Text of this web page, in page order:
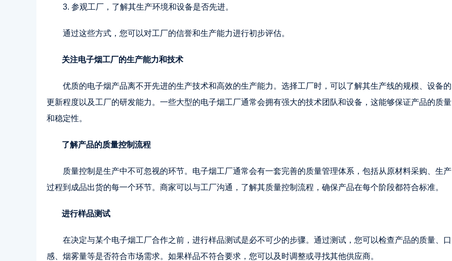
3. 参观工厂，了解其生产环境和设备是否先进。
通过这些方式，您可以对工厂的信誉和生产能力进行初步评估。
关注电子烟工厂的生产能力和技术
优质的电子烟产品离不开先进的生产技术和高效的生产能力。选择工厂时，可以了解其生产线的规模、设备的
更新程度以及工厂的研发能力。一些大型的电子烟工厂通常会拥有强大的技术团队和设备，这能够保证产品的质量
和稳定性。
了解产品的质量控制流程
质量控制是生产中不可忽视的环节。电子烟工厂通常会有一套完善的质量管理体系，包括从原材料采购、生产
过程到成品出货的每一个环节。商家可以与工厂沟通，了解其质量控制流程，确保产品在每个阶段都符合标准。
进行样品测试
在决定与某个电子烟工厂合作之前，进行样品测试是必不可少的步骤。通过测试，您可以检查产品的质量、口
感、烟雾量等是否符合市场需求。如果样品不符合要求，您可以及时调整或寻找其他供应商。